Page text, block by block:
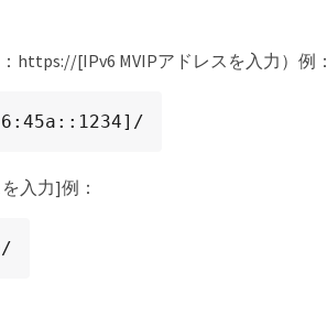
https://[IPv6 MVIPアドレスを入力）例：
入力]例：